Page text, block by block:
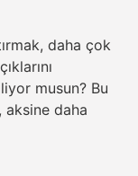
daha çok
musun? Bu
daha